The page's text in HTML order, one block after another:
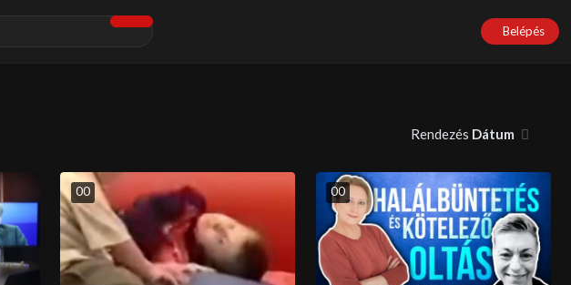
Belépés
Rendezés Dátum
00 00